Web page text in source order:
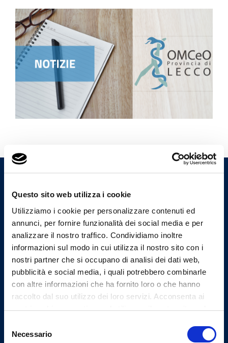
Questo sito web utilizza i cookie
Utilizziamo i cookie per personalizzare contenuti ed
annunci, per fornire funzionalità dei social media e per
analizzare il nostro traffico. Condividiamo inoltre
informazioni sul modo in cui utilizza il nostro sito con i
nostri partner che si occupano di analisi dei dati web,
pubblicità e social media, i quali potrebbero combinarle
con altre informazioni che ha fornito loro o che hanno
raccolto dal suo utilizzo dei loro servizi. Acconsenta ai
nostri cookie se continua ad utilizzare il nostro sito web.
delNecessario
Chirurghi e degli Odontoiatri
di Lecco
Indirizzi email
Email istituzionale
info@omceolecco.it
segreteria.lc@pec.omceo.it